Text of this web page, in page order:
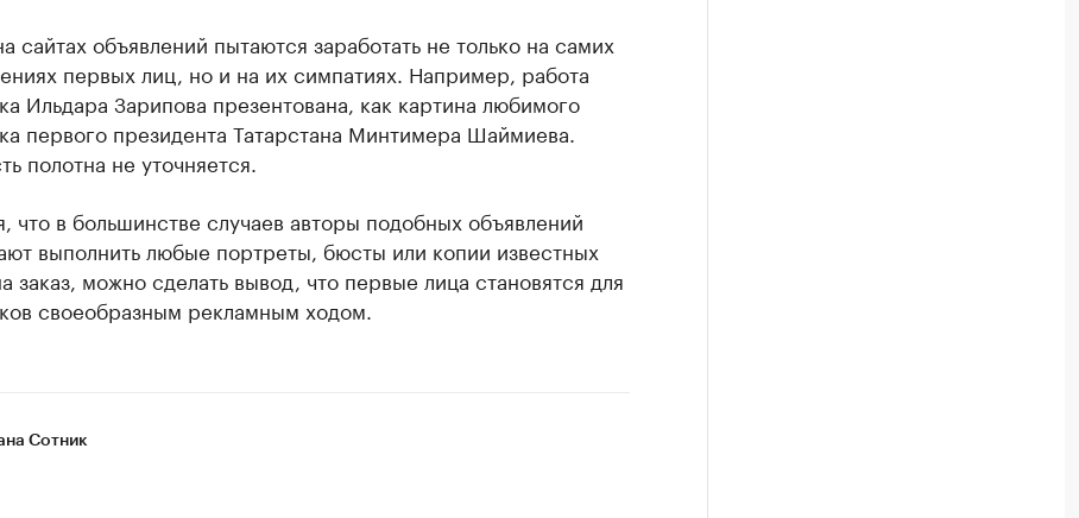
сайтах объявлений пытаются заработать не только на самих
первых лиц, но и на их симпатиях. Например, работа
Ильдара Зарипова презентована, как картина любимого
первого президента Татарстана Минтимера Шаймиева.
полотна не уточняется.
что в большинстве случаев авторы подобных объявлений
выполнить любые портреты, бюсты или копии известных
заказ, можно сделать вывод, что первые лица становятся для
своеобразным рекламным ходом.
Сотник